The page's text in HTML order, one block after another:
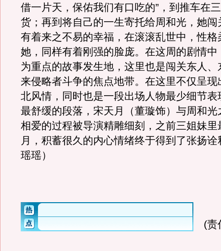
借一片天，保佑我们有口吃的”，到推车在
货；再到将自己的一生寄托给周和光，她闯
有着来之不易的幸福，在滚滚乱世中，性格
她，同样有着刚强的脸庞。在这周的剧情中
为重点的故事发生地，这里也是闯关东人、
来侵略者斗争的焦点地带。在这里不仅呈现
北风情，同时也是一段出场人物最少细节表
最舒缓的段落，宋天月（董璇饰）与周和光
相爱的过程被导演精雕细刻，之前三姐妹里
月，积蓄很久的内心情绪终于得到了张扬
瑶瑶）
(责